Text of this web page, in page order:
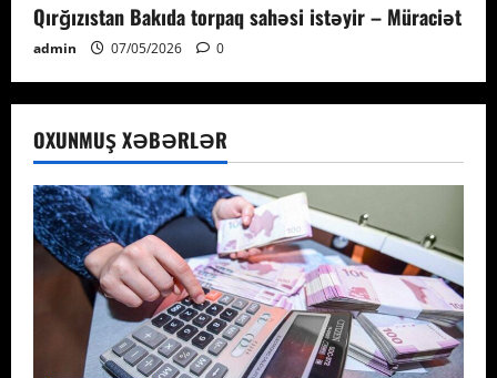
Qırğızıstan Bakıda torpaq sahəsi istəyir – Müraciət
admin 07/05/2026 0
OXUNMUŞ XƏBƏRLƏR